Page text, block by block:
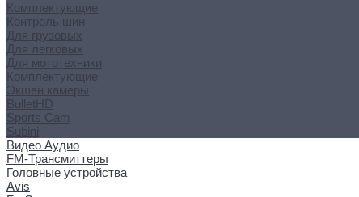
Комплектующие
Контроль шин
Для грузовых
Для легковых
Для мототехники
Комплектующие
Экшен камеры
BulletHD
Sports Cam
Subini
Видео Аудио
FM-Трансмиттеры
Головные устройства
Avis